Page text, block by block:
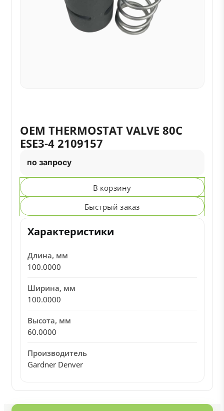
OEM THERMOSTAT VALVE 80C
ESE3-4 2109157
по запросу
В корзину
Быстрый заказ
Характеристики
Длина, мм
100.0000
Ширина, мм
100.0000
Высота, мм
60.0000
Производитель
Gardner Denver